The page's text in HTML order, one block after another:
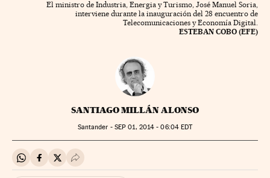
El ministro de Industria, Energia y Turismo, José Manuel Soria,
interviene durante la inauguración del 28 encuentro de
Telecomunicaciones y Economía Digital.
ESTEBAN COBO (EFE)
SANTIAGO MILLÁN ALONSO
Santander - SEP 01, 2014 - 06:04EDT
Compartir en Whatsapp
Compartir en Facebook
Compartir en Twitter
Desplegar Redes Sociales